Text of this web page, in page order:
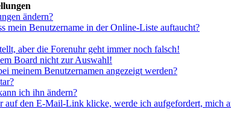
ändern?
mein Benutzername in der Online-Liste auftaucht?
aber die Forenuhr geht immer noch falsch!
Board nicht zur Auswahl!
meinem Benutzernamen angezeigt werden?
ich ihn ändern?
auf den E-Mail-Link klicke, werde ich aufgefordert, mich